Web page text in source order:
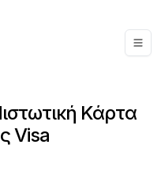
Κάρτα
Visa